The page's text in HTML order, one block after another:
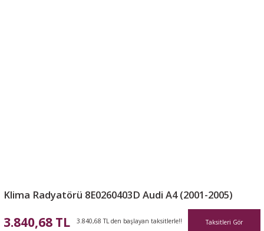
Klima Radyatörü 8E0260403D Audi A4 (2001-2005)
3.840,68 TL 3.840,68 TL den başlayan taksitlerle!! Taksitleri Gör